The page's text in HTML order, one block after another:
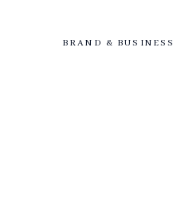
BRAND & BUSINESS